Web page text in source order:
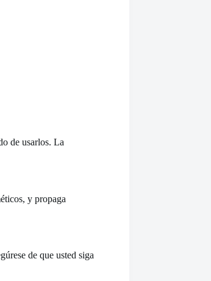
de usarlos. La
y propaga
de que usted siga